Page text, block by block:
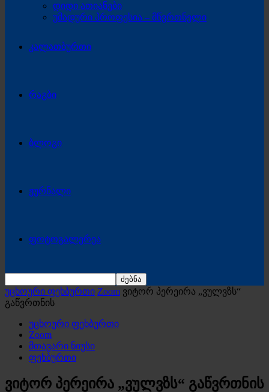
დიდი ათიანები
უმადური პროფესია – მწვრთნელი
კალათბურთი
რაგბი
ბლოგი
ჟურნალი
ფოტოგალერეა
უცხოური ფეხბურთი Zoom ვიტორ პერეირა „ვულვზს“
გაწვრთნის
უცხოური ფეხბურთი
Zoom
მთავარი ნიუსი
ფეხბურთი
ვიტორ პერეირა „ვულვზს“ გაწვრთნის